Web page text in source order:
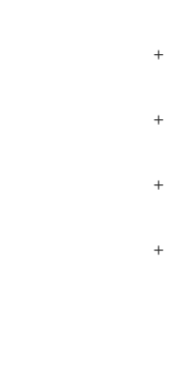
+
+
+
+